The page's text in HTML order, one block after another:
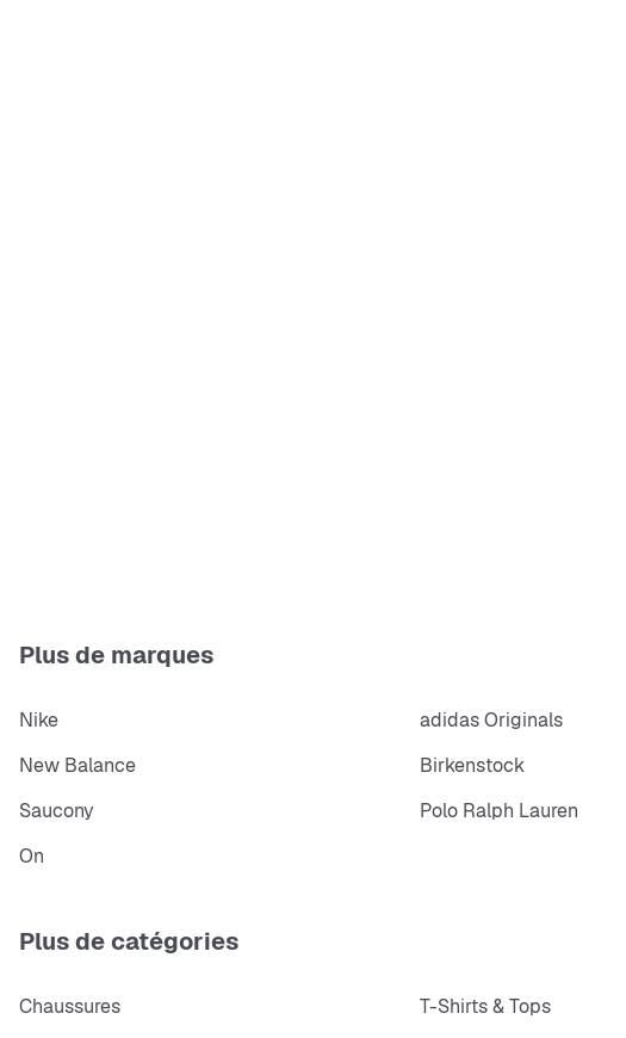
Plus de marques
Nike adidas Originals
New Balance
Birkenstock
Saucony
Polo Ralph Lauren
On
Plus de catégories
Chaussures T-Shirts & Tops